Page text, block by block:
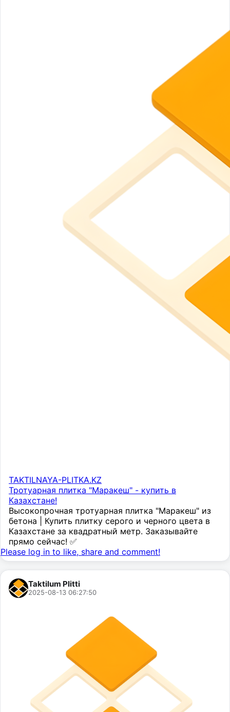
TAKTILNAYA-PLITKA.KZ
Тротуарная плитка "Маракеш" - купить в
Казахстане!
Высокопрочная тротуарная плитка "Маракеш" из
бетона | Купить плитку серого и черного цвета в
Казахстане за квадратный метр. Заказывайте
прямо сейчас! ✅
Please log in to like, share and comment!
Taktilum Plitti
2025-08-13 06:27:50